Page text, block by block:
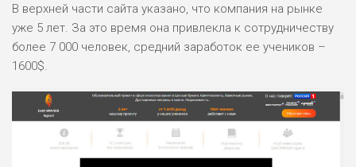
В верхней части сайта указано, что компания на рынке
уже 5 лет. За это время она привлекла к сотрудничеству
более 7 000 человек, средний заработок ее учеников –
1600$.